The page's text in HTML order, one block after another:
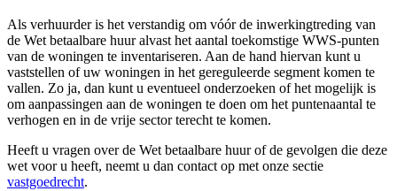
Als verhuurder is het verstandig om vóór de inwerkingtreding van
de Wet betaalbare huur alvast het aantal toekomstige WWS-punten
van de woningen te inventariseren. Aan de hand hiervan kunt u
vaststellen of uw woningen in het gereguleerde segment komen te
vallen. Zo ja, dan kunt u eventueel onderzoeken of het mogelijk is
om aanpassingen aan de woningen te doen om het puntenaantal te
verhogen en in de vrije sector terecht te komen.
Heeft u vragen over de Wet betaalbare huur of de gevolgen die deze
wet voor u heeft, neemt u dan contact op met onze sectie
vastgoedrecht.